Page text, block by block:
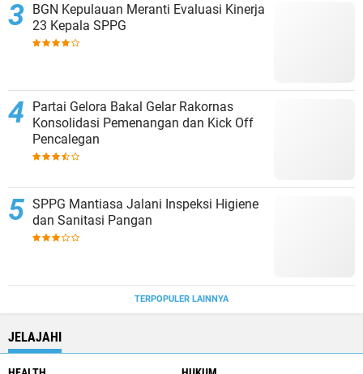
BGN Kepulauan Meranti Evaluasi Kinerja
23 Kepala SPPG
Partai Gelora Bakal Gelar Rakornas
Konsolidasi Pemenangan dan Kick Off
Pencalegan
SPPG Mantiasa Jalani Inspeksi Higiene
dan Sanitasi Pangan
TERPOPULER LAINNYA
JELAJAHI